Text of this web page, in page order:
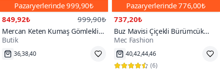
Pazaryerlerinde999,90₺
849,92₺
999,90₺
Mercan Keten Kumaş Gömlekli
Jile Elbise
Butik
36,38,40
Pazaryerlerinde776,00₺
737,20₺
Buz Mavisi Çiçekli Bürümcük
Tesettür Elbise
Mec Fashion
40,42,44,46
(6)